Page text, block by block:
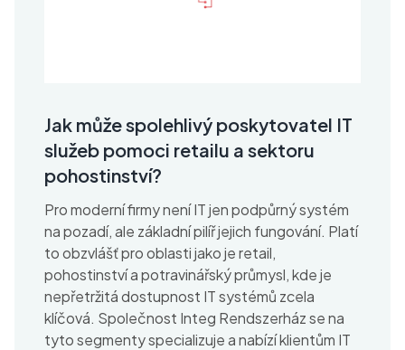
Jak může spolehlivý poskytovatel IT
služeb pomoci retailu a sektoru
pohostinství?
Pro moderní firmy není IT jen podpůrný systém
na pozadí, ale základní pilíř jejich fungování. Platí
to obzvlášť pro oblasti jako je retail,
pohostinství a potravinářský průmysl, kde je
nepřetržitá dostupnost IT systémů zcela
klíčová. Společnost Integ Rendszerház se na
tyto segmenty specializuje a nabízí klientům IT